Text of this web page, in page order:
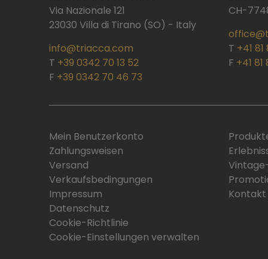
Via Nazionale 121
23030 Villa di Tirano (SO) - Italy
info@triacca.com
T +39 0342 70 13 52
F +39 0342 70 46 73
CH-
T +41
F +41
Mein Benutzerkonto
Zahlungsweisen
Versand
Verkaufsbedingungen
Impressum
Datenschutz
Cookie-Richtlinie
Cookie-Einstellungen verwalten
Kontakt